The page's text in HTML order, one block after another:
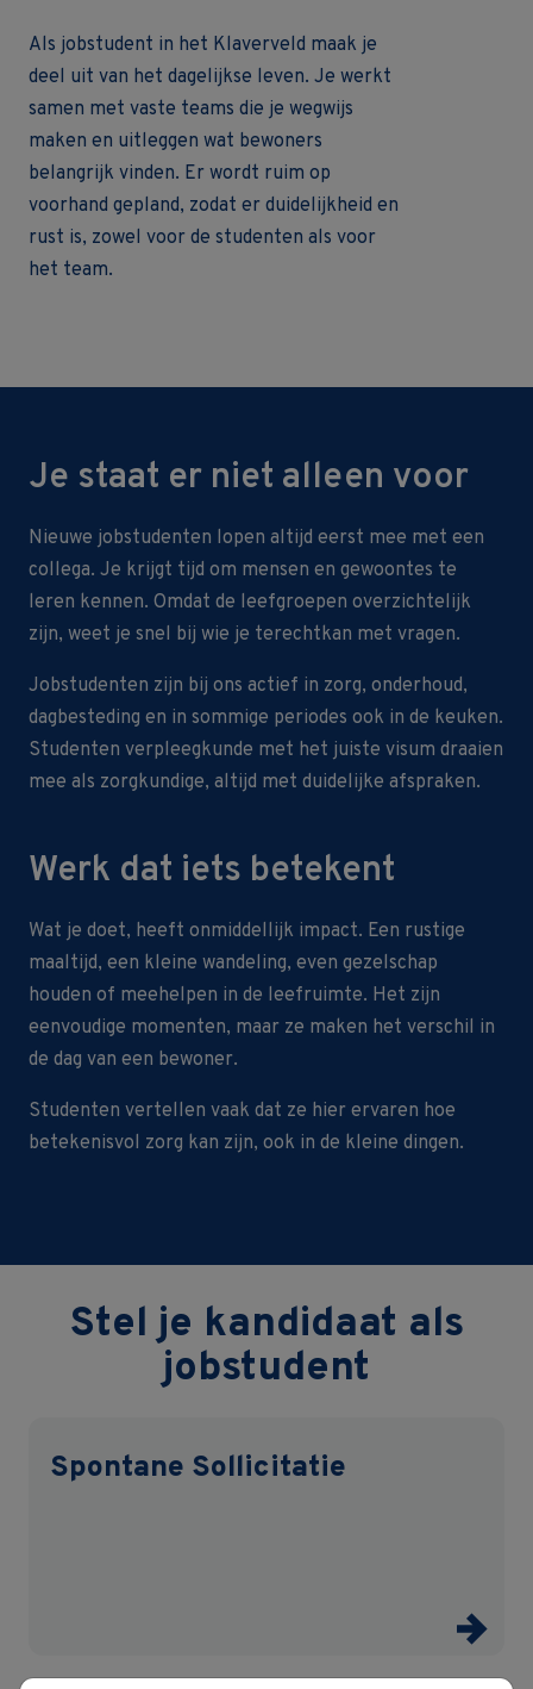
Als jobstudent in het Klaverveld maak je
deel uit van het dagelijkse leven. Je werkt
samen met vaste teams die je wegwijs
maken en uitleggen wat bewoners
belangrijk vinden. Er wordt ruim op
voorhand gepland, zodat er duidelijkheid en
rust is, zowel voor de studenten als voor
het team.
Je staat er niet alleen voor
Nieuwe jobstudenten lopen altijd eerst mee met een
collega. Je krijgt tijd om mensen en gewoontes te
leren kennen. Omdat de leefgroepen overzichtelijk
zijn, weet je snel bij wie je terechtkan met vragen.
Jobstudenten zijn bij ons actief in zorg, onderhoud,
dagbesteding en in sommige periodes ook in de keuken.
Studenten verpleegkunde met het juiste visum draaien
mee als zorgkundige, altijd met duidelijke afspraken.
Werk dat iets betekent
Wat je doet, heeft onmiddellijk impact. Een rustige
maaltijd, een kleine wandeling, even gezelschap
houden of meehelpen in de leefruimte. Het zijn
eenvoudige momenten, maar ze maken het verschil in
de dag van een bewoner.
Studenten vertellen vaak dat ze hier ervaren hoe
betekenisvol zorg kan zijn, ook in de kleine dingen.
Stel je kandidaat als
jobstudent
Spontane Sollicitatie